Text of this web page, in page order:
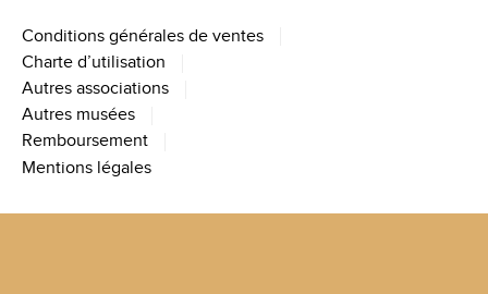
Conditions générales de ventes
Charte d’utilisation
Autres associations
Autres musées
Remboursement
Mentions légales